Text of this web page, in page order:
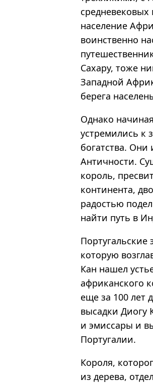
средневековых
население
воинственно
Сахару, тоже
Западной
берега
Однако
устремились к
богатства.
Античности.
король,
континента,
радостью
найти путь в
которую
Кан нашел
африканского
еще за 100 лет
высадки Диогу
и эмиссары и
Португалии.
Короля,
из дерева,